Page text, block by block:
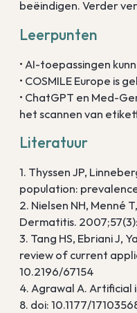
beëindigen. Verder
Leerpunten
• AI-toepassingen
• COSMILE Europe is
• ChatGPT en Med-
het scannen van
Literatuur
1. Thyssen JP,
population:
2. Nielsen NH, Menné
Dermatitis.
3. Tang HS, Ebriani J,
review of current
10.2196/67154
4. Agrawal A.
8. doi: 10.1177/